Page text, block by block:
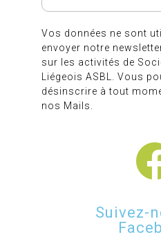
Vos données ne sont
envoyer notre
sur les activités de
Liégeois ASBL. Vous
désinscrire à tout
nos Mails.
Suivez-